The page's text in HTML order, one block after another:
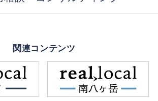
関連コンテンツ